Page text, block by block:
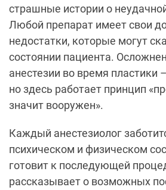
страшные истории о
Любой препарат имеет свои
недостатки, которые могут
состоянии пациента.
анестезии во время пластики
но здесь работает принцип
значит вооружен».
Каждый анестезиолог
психическом и физическом
готовит к последующей
рассказывает о возможных